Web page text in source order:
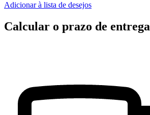
Adicionar à lista de desejos
Calcular o prazo de entrega